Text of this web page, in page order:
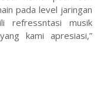
pada level jaringan
refressntasi musik
kami apresiasi,”